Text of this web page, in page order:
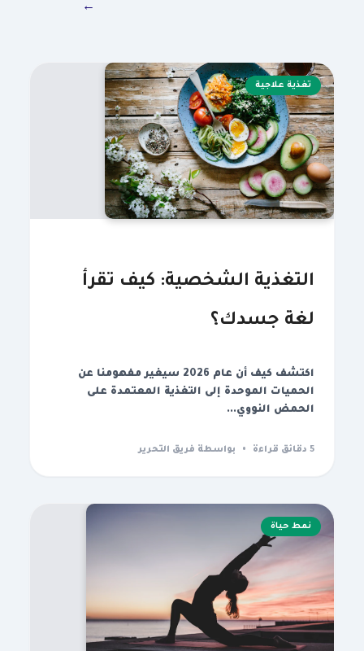
←
تغذية علاجية
التغذية الشخصية: كيف تقرأ
لغة جسدك؟
اكتشف كيف أن عام 2026 سيغير مفهومنا عن
الحميات الموحدة إلى التغذية المعتمدة على
الحمض النووي...
5 دقائق قراءة • بواسطة فريق التحرير
نمط حياة